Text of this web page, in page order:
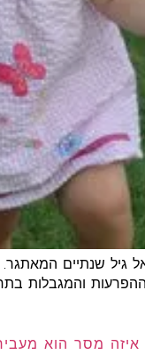
אל גיל שנתיים
והמגבלות
מסר הוא